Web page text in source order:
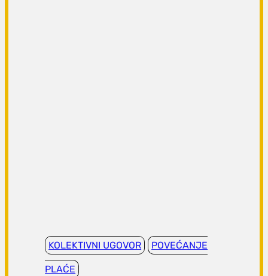
KOLEKTIVNI UGOVOR POVEĆANJE
PLAĆE